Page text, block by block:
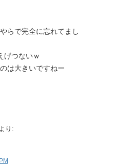
らで完全に忘れてまし
げつないｗ
は大きいですねー
より: